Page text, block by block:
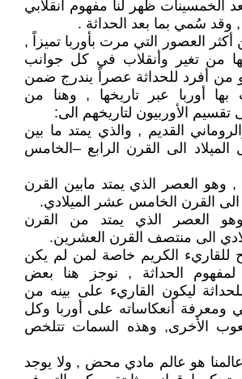
الخمسينات ظهر لنا مفهوم أنقلابي
وقد سُمي بما بعد الحداثة .
العصور التي مرت بأوربا تميزاً ,
من تغير وأنقلاب في كل جوانب
هو من أفرد للحداثة عصراً يندرج ضمن
أوربا عبر تاريخها , وهنا من
الأوربيون لتاريخهم الى:
القديم , والذي يمتد ما بين
الى القرن الرابع –الخامس
وهو العصر الذي يمتد مابين القرن
الى القرن الخامس عشر الميلادي.
العصر الذي يمتد من القرن
الى منتصف القرن العشرين.
للقاريء الكريم خاصة لمن لم يكن
لمفهوم الحداثة , نوجز هنا بعض
ليكون القاريء على بينه من
ومعرفة أنعكاساته على أوربا وكل
الأخرى, وهذه السمات تتلخص
عالمنا هو عالم مادي محض , ولا يوجد